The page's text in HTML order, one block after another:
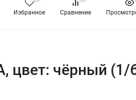
Избранное Сравнение
цвет: чёрный